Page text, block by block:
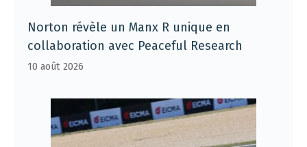
Norton révèle un Manx R unique en
collaboration avec Peaceful Research
10 août 2026